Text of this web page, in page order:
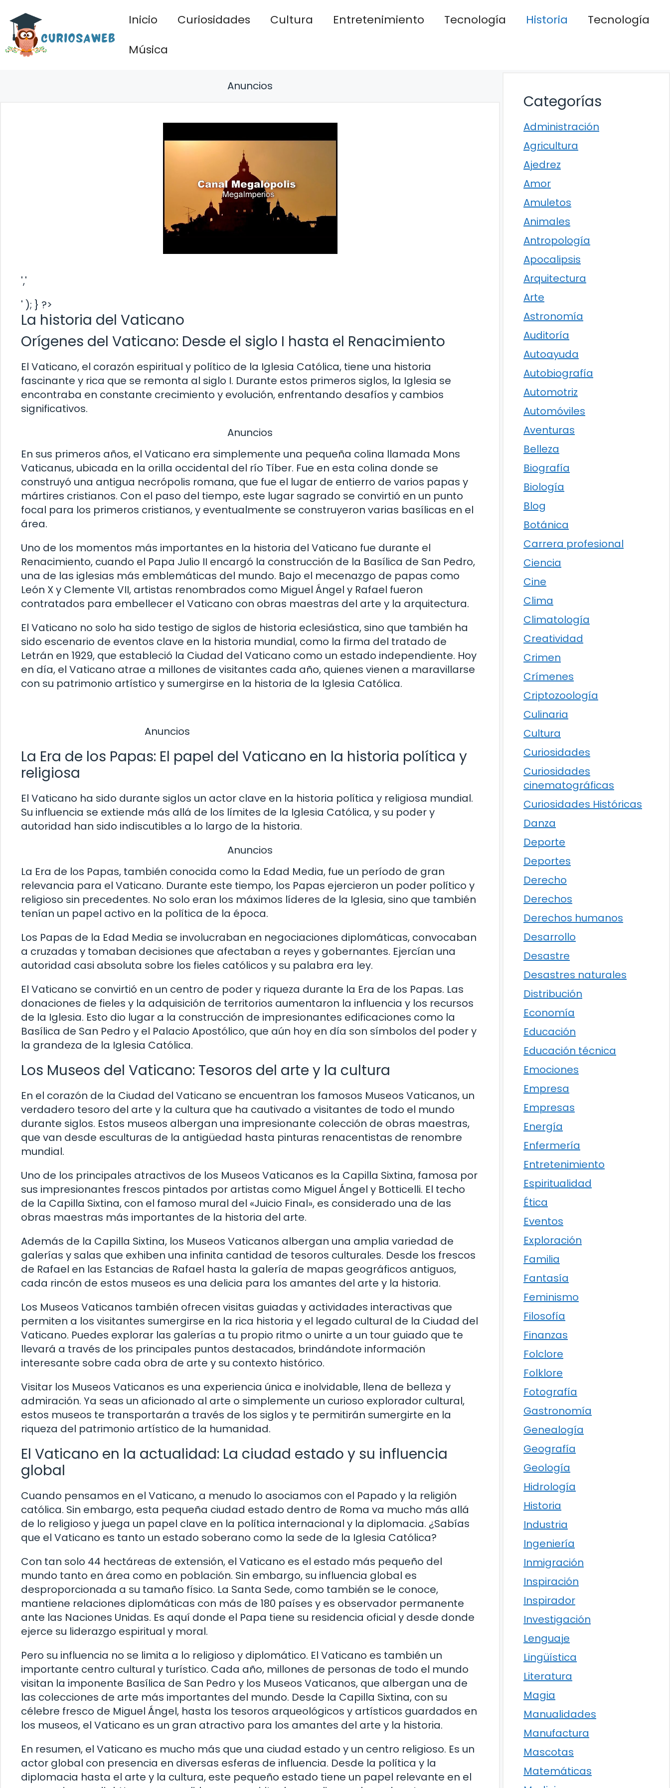
contenido
Inicio Curiosidades Cultura Entretenimiento Tecnología Historia
Tecnología
Música
Anuncios
','
' ); } ?>
La historia del Vaticano
Orígenes del Vaticano: Desde el siglo I hasta el Renacimiento
El Vaticano, el corazón espiritual y político de la Iglesia Católica, tiene una historia
fascinante y rica que se remonta al siglo I. Durante estos primeros siglos, la Iglesia se
encontraba en constante crecimiento y evolución, enfrentando desafíos y cambios
significativos.
Anuncios
En sus primeros años, el Vaticano era simplemente una pequeña colina llamada Mons
Vaticanus, ubicada en la orilla occidental del río Tíber. Fue en esta colina donde se
construyó una antigua necrópolis romana, que fue el lugar de entierro de varios papas y
mártires cristianos. Con el paso del tiempo, este lugar sagrado se convirtió en un punto
focal para los primeros cristianos, y eventualmente se construyeron varias basílicas en el
área.
Uno de los momentos más importantes en la historia del Vaticano fue durante el
Renacimiento, cuando el Papa Julio II encargó la construcción de la Basílica de San Pedro,
una de las iglesias más emblemáticas del mundo. Bajo el mecenazgo de papas como
León X y Clemente VII, artistas renombrados como Miguel Ángel y Rafael fueron
contratados para embellecer el Vaticano con obras maestras del arte y la arquitectura.
El Vaticano no solo ha sido testigo de siglos de historia eclesiástica, sino que también ha
sido escenario de eventos clave en la historia mundial, como la firma del tratado de
Letrán en 1929, que estableció la Ciudad del Vaticano como un estado independiente. Hoy
en día, el Vaticano atrae a millones de visitantes cada año, quienes vienen a maravillarse
con su patrimonio artístico y sumergirse en la historia de la Iglesia Católica.
Anuncios
La Era de los Papas: El papel del Vaticano en la historia política y
religiosa
El Vaticano ha sido durante siglos un actor clave en la historia política y religiosa mundial.
Su influencia se extiende más allá de los límites de la Iglesia Católica, y su poder y
autoridad han sido indiscutibles a lo largo de la historia.
Anuncios
La Era de los Papas, también conocida como la Edad Media, fue un período de gran
relevancia para el Vaticano. Durante este tiempo, los Papas ejercieron un poder político y
religioso sin precedentes. No solo eran los máximos líderes de la Iglesia, sino que también
tenían un papel activo en la política de la época.
Los Papas de la Edad Media se involucraban en negociaciones diplomáticas, convocaban
a cruzadas y tomaban decisiones que afectaban a reyes y gobernantes. Ejercían una
autoridad casi absoluta sobre los fieles católicos y su palabra era ley.
El Vaticano se convirtió en un centro de poder y riqueza durante la Era de los Papas. Las
donaciones de fieles y la adquisición de territorios aumentaron la influencia y los recursos
de la Iglesia. Esto dio lugar a la construcción de impresionantes edificaciones como la
Basílica de San Pedro y el Palacio Apostólico, que aún hoy en día son símbolos del poder y
la grandeza de la Iglesia Católica.
Los Museos del Vaticano: Tesoros del arte y la cultura
En el corazón de la Ciudad del Vaticano se encuentran los famosos Museos Vaticanos, un
verdadero tesoro del arte y la cultura que ha cautivado a visitantes de todo el mundo
durante siglos. Estos museos albergan una impresionante colección de obras maestras,
que van desde esculturas de la antigüedad hasta pinturas renacentistas de renombre
mundial.
Uno de los principales atractivos de los Museos Vaticanos es la Capilla Sixtina, famosa por
sus impresionantes frescos pintados por artistas como Miguel Ángel y Botticelli. El techo
de la Capilla Sixtina, con el famoso mural del «Juicio Final», es considerado una de las
obras maestras más importantes de la historia del arte.
Además de la Capilla Sixtina, los Museos Vaticanos albergan una amplia variedad de
galerías y salas que exhiben una infinita cantidad de tesoros culturales. Desde los frescos
de Rafael en las Estancias de Rafael hasta la galería de mapas geográficos antiguos,
cada rincón de estos museos es una delicia para los amantes del arte y la historia.
Los Museos Vaticanos también ofrecen visitas guiadas y actividades interactivas que
permiten a los visitantes sumergirse en la rica historia y el legado cultural de la Ciudad del
Vaticano. Puedes explorar las galerías a tu propio ritmo o unirte a un tour guiado que te
llevará a través de los principales puntos destacados, brindándote información
interesante sobre cada obra de arte y su contexto histórico.
Visitar los Museos Vaticanos es una experiencia única e inolvidable, llena de belleza y
admiración. Ya seas un aficionado al arte o simplemente un curioso explorador cultural,
estos museos te transportarán a través de los siglos y te permitirán sumergirte en la
riqueza del patrimonio artístico de la humanidad.
El Vaticano en la actualidad: La ciudad estado y su influencia
global
Cuando pensamos en el Vaticano, a menudo lo asociamos con el Papado y la religión
católica. Sin embargo, esta pequeña ciudad estado dentro de Roma va mucho más allá
de lo religioso y juega un papel clave en la política internacional y la diplomacia. ¿Sabías
que el Vaticano es tanto un estado soberano como la sede de la Iglesia Católica?
Con tan solo 44 hectáreas de extensión, el Vaticano es el estado más pequeño del
mundo tanto en área como en población. Sin embargo, su influencia global es
desproporcionada a su tamaño físico. La Santa Sede, como también se le conoce,
mantiene relaciones diplomáticas con más de 180 países y es observador permanente
ante las Naciones Unidas. Es aquí donde el Papa tiene su residencia oficial y desde donde
ejerce su liderazgo espiritual y moral.
Pero su influencia no se limita a lo religioso y diplomático. El Vaticano es también un
importante centro cultural y turístico. Cada año, millones de personas de todo el mundo
visitan la imponente Basílica de San Pedro y los Museos Vaticanos, que albergan una de
las colecciones de arte más importantes del mundo. Desde la Capilla Sixtina, con su
célebre fresco de Miguel Ángel, hasta los tesoros arqueológicos y artísticos guardados en
los museos, el Vaticano es un gran atractivo para los amantes del arte y la historia.
En resumen, el Vaticano es mucho más que una ciudad estado y un centro religioso. Es un
actor global con presencia en diversas esferas de influencia. Desde la política y la
diplomacia hasta el arte y la cultura, este pequeño estado tiene un papel relevante en el
Categorías
Administración
Agricultura
Ajedrez
Amor
Amuletos
Animales
Antropología
Apocalipsis
Arquitectura
Arte
Astronomía
Auditoría
Autoayuda
Autobiografía
Automotriz
Automóviles
Aventuras
Belleza
Biografía
Biología
Blog
Botánica
Carrera profesional
Ciencia
Cine
Clima
Climatología
Creatividad
Crimen
Crímenes
Criptozoología
Culinaria
Cultura
Curiosidades
Curiosidades
cinematográficas
Curiosidades Históricas
Danza
Deporte
Deportes
Derecho
Derechos
Derechos humanos
Desarrollo
Desastre
Desastres naturales
Distribución
Economía
Educación
Educación técnica
Emociones
Empresa
Empresas
Energía
Enfermería
Entretenimiento
Espiritualidad
Ética
Eventos
Exploración
Familia
Fantasía
Feminismo
Filosofía
Finanzas
Folclore
Folklore
Fotografía
Gastronomía
Genealogía
Geografía
Geología
Hidrología
Historia
Industria
Ingeniería
Inmigración
Inspiración
Inspirador
Investigación
Lenguaje
Lingüística
Literatura
Magia
Manualidades
Manufactura
Mascotas
Matemáticas